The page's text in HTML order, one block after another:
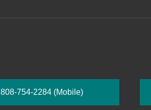
808-754-2284(Mobile)